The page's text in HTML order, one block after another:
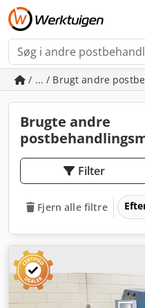
/ ... / Brugt andre
Brugte andre
Filter
Fjern alle filtre